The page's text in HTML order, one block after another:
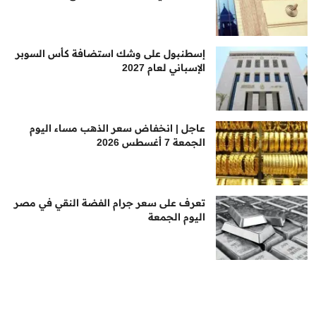
إسطنبول على وشك استضافة كأس السوبر
الإسباني لعام 2027
عاجل | انخفاض سعر الذهب مساء اليوم
الجمعة 7 أغسطس 2026
تعرف على سعر جرام الفضة النقي في مصر
اليوم الجمعة